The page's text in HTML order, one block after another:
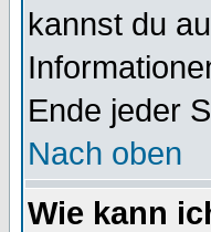
kannst du
Ende jeder
Nach oben
Wie kann